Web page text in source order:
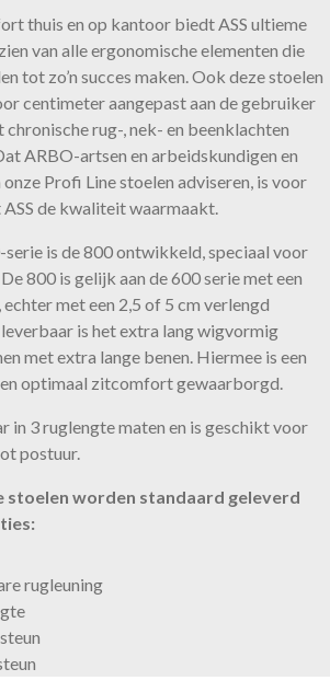
thuis en op kantoor biedt ASS ultieme
van alle ergonomische elementen die
tot zo’n succes maken. Ook deze stoelen
centimeter aangepast aan de gebruiker
rug-, nek- en beenklachten
ARBO-artsen en arbeidskundigen en
Profi Line stoelen adviseren, is voor
ASS de kwaliteit waarmaakt.
is de 800 ontwikkeld, speciaal voor
800 is gelijk aan de 600 serie met een
met een 2,5 of 5 cm verlengd
is het extra lang wigvormig
met extra lange benen. Hiermee is een
optimaal zitcomfort gewaarborgd.
in 3 ruglengte maten en is geschikt voor
postuur.
stoelen worden standaard geleverd
rugleuning